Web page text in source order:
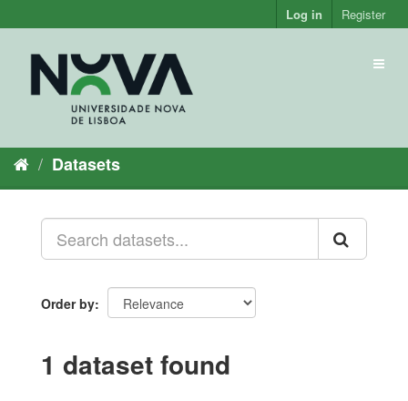
to
Log in Register
Datasets
Order by
1 dataset found